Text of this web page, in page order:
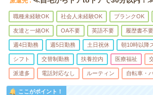
職種未経験OK 社会人未経験OK ブランクOK
友達と一緒OK OA不要 英語不要 履歴書不要
週4日勤務 週5日勤務 土日祝休 朝10時以降
シフト 交替制勤務 扶養控内 医療福祉
派遣多 電話対応なし ルーティン 自転車・
ここがポイント！